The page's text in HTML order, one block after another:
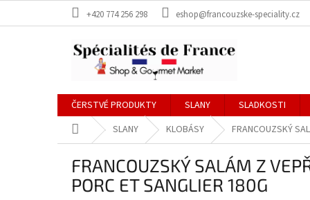
+420 774 256 298 eshop@francouzske-speciality.cz
ČERSTVÉ PRODUKTY SLANY SLADKOSTI
Domů SLANY KLOBÁSY FRANCOUZSKÝ
FRANCOUZSKÝ SALÁM Z
PORC ET SANGLIER 180G